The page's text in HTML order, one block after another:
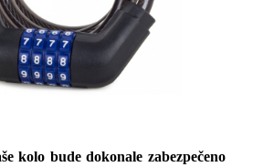
kolo bude dokonale zabezpečeno